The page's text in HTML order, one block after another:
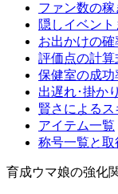
ファン数の稼
隠しイベント
お出かけの
評価点の計算
保健室の成功
出遅れ･掛か
賢さによる
アイテム一覧
称号一覧と取
育成ウマ娘の強化